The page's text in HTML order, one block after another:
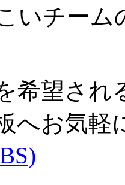
いチーム
希望され
へお気